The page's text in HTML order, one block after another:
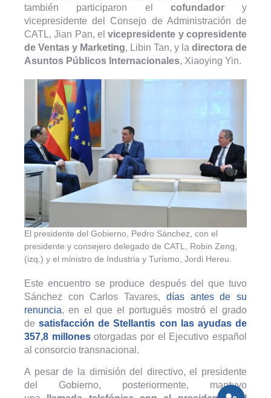
también participaron el cofundadory
vicepresidente del Consejo de Administración de
CATL, Jian Pan, elvicepresidente y copresidente
de Ventas y Marketing, Libin Tan, y la directora de
Asuntos Públicos Internacionales, Xiaoying Yin.
El presidente del Gobierno, Pedro Sánchez, con el
presidente y consejero delegado de CATL, Robin Zeng,
(izq.) y el ministro de Industria y Turismo, Jordi Hereu.
Este encuentro se produce después del que tuvo
Sánchez con Carlos Tavares, días antes de su
renuncia, en el que el portugués mostró el grado
desatisfacción de Stellantis con las ayudas de
357,8 millonesotorgadas por el Ejecutivo español
al consorcio transnacional.
A pesar de la dimisión del directivo, el presidente
del Gobierno, posteriormente, mantuvo